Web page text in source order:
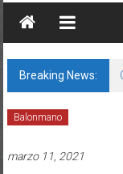
Breaking News:
Balonmano
marzo 11, 2021